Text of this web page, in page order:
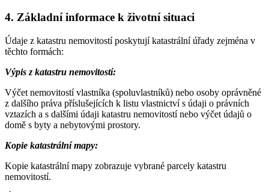
4. Základní informace k životní situaci
Údaje z katastru nemovitostí poskytují katastrální úřady zejména v
těchto formách:
Výpis z katastru nemovitostí:
Výčet nemovitostí vlastníka (spoluvlastníků) nebo osoby oprávněné
z dalšího práva příslušejících k listu vlastnictví s údaji o právních
vztazích a s dalšími údaji katastru nemovitostí nebo výčet údajů o
domě s byty a nebytovými prostory.
Kopie katastrální mapy:
Kopie katastrální mapy zobrazuje vybrané parcely katastru
nemovitostí.